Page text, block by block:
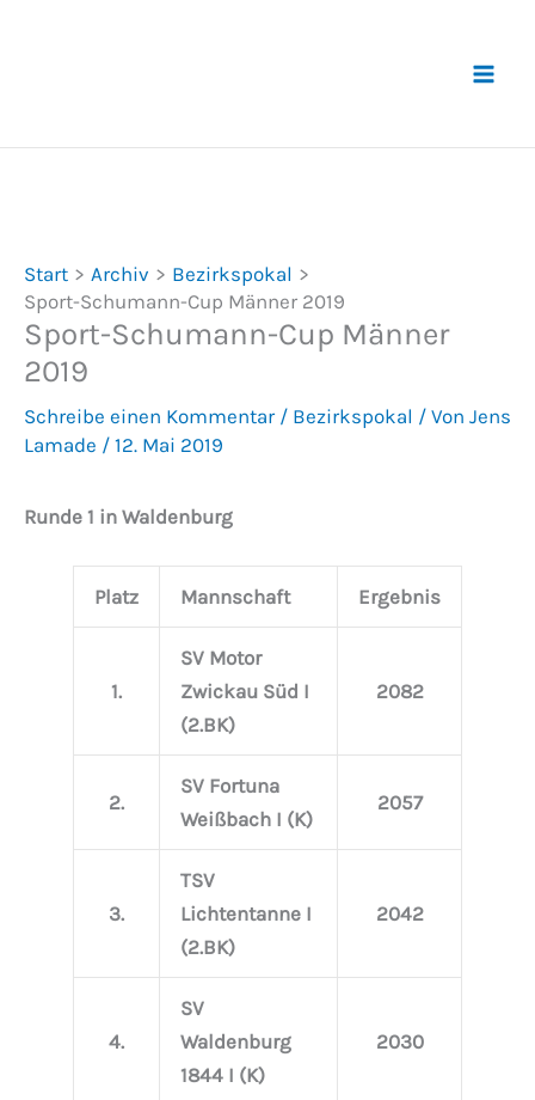
Start Archiv
Bezirkspokal
Sport-Schumann-Cup Männer 2019
Sport-Schumann-Cup Männer
2019
Schreibe einen Kommentar / Bezirkspokal / Von Jens
Lamade / 12. Mai 2019
Runde 1 in Waldenburg
Platz Mannschaft Ergebnis
1.
SV Motor
Zwickau Süd I
(2.BK)
2082
2.
SV Fortuna
Weißbach I (K)
2057
3.
TSV
Lichtentanne I
(2.BK)
2042
4.
SV
Waldenburg
1844 I (K)
2030